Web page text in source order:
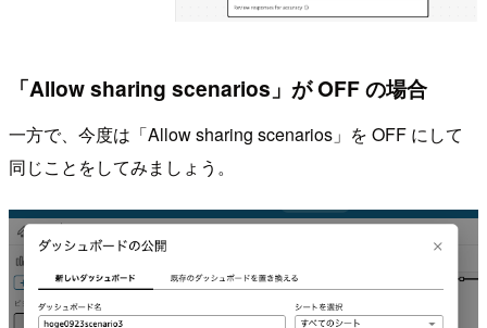
「Allow sharing scenarios」が OFF の場合
一方で、今度は「Allow sharing scenarios」を OFF にして
同じことをしてみましょう。